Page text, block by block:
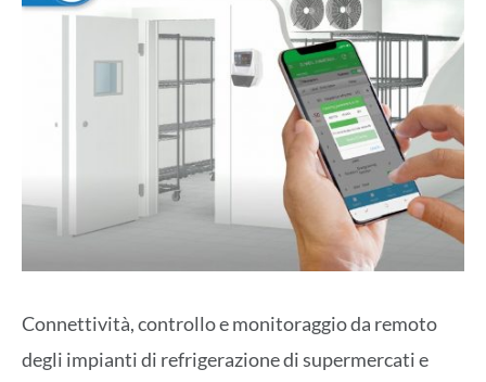
Connettività, controllo e monitoraggio da remoto
degli impianti di refrigerazione di supermercati e